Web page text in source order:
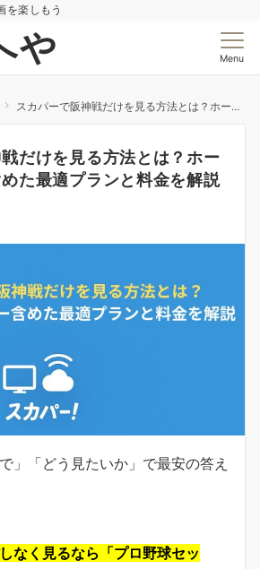
を楽しもう
や Menu
スカパーで阪神戦だけを見る方法とは？ホーム・ビジター含めた最適プランと料金を解説
だけを見る方法とは？ホー
た最適プランと料金を解説
」「どう見たいか」で最安の答え
なく見るなら「プロ野球セッ